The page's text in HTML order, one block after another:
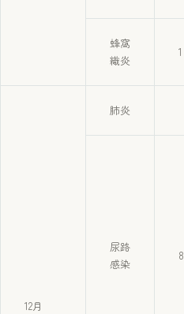
蜂窩
織炎
1
12月
肺炎
尿路
感染
8